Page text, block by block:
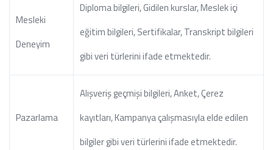
Mesleki
Deneyim
Diploma bilgileri, Gidilen kurslar, Meslek içi
eğitim bilgileri, Sertifikalar, Transkript bilgileri
gibi veri türlerini ifade etmektedir.
Pazarlama
Alışveriş geçmişi bilgileri, Anket, Çerez
kayıtları, Kampanya çalışmasıyla elde edilen
bilgiler gibi veri türlerini ifade etmektedir.